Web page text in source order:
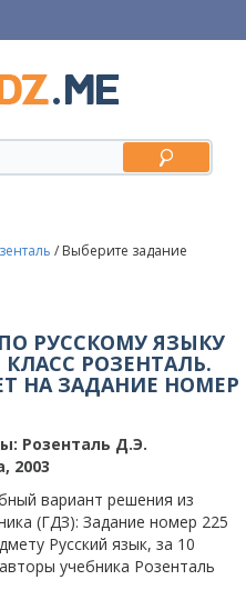
/ Выберите задание
РУССКОМУ ЯЗЫКУ
КЛАСС РОЗЕНТАЛЬ.
НА ЗАДАНИЕ НОМЕР
Розенталь Д.Э.
2003
вариант решения из
(ГДЗ): Задание номер 225
Русский язык, за 10
учебника Розенталь